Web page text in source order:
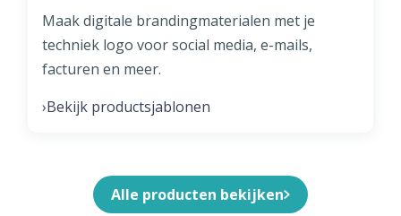
Maak digitale brandingmaterialen met je
techniek logo voor social media, e-mails,
facturen en meer.
›Bekijk productsjablonen
Alle producten bekijken